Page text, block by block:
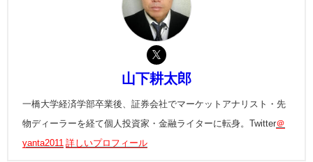
山下耕太郎
一橋大学経済学部卒業後、証券会社でマーケットアナリスト・先
物ディーラーを経て個人投資家・金融ライターに転身。Twitter＠
yanta2011 詳しいプロフィール